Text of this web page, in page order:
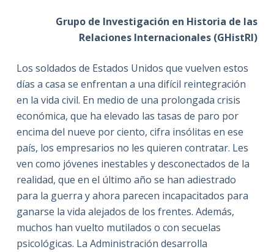
Grupo de Investigación en Historia de las
Relaciones Internacionales (GHistRI)
Los soldados de Estados Unidos que vuelven estos
días a casa se enfrentan a una difícil reintegración
en la vida civil. En medio de una prolongada crisis
económica, que ha elevado las tasas de paro por
encima del nueve por ciento, cifra insólitas en ese
país, los empresarios no les quieren contratar. Les
ven como jóvenes inestables y desconectados de la
realidad, que en el último año se han adiestrado
para la guerra y ahora parecen incapacitados para
ganarse la vida alejados de los frentes. Además,
muchos han vuelto mutilados o con secuelas
psicológicas. La Administración desarrolla